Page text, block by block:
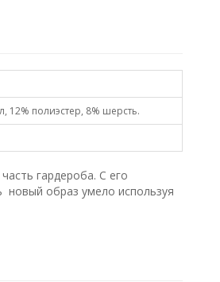
12% полиэстер, 8% шерсть.
гардероба. С его
образ умело используя